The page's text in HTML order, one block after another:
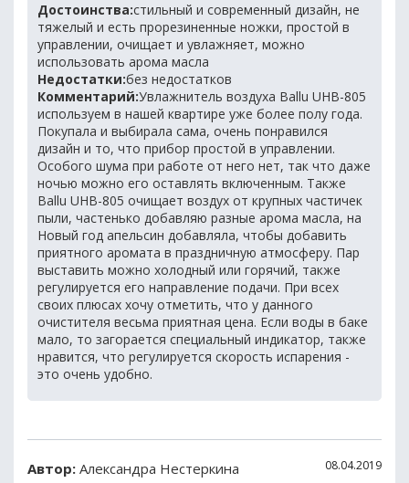
Достоинства:стильный и современный дизайн, не
тяжелый и есть прорезиненные ножки, простой в
управлении, очищает и увлажняет, можно
использовать арома масла
Недостатки:без недостатков
Комментарий:Увлажнитель воздуха Ballu UHB-805
используем в нашей квартире уже более полу года.
Покупала и выбирала сама, очень понравился
дизайн и то, что прибор простой в управлении.
Особого шума при работе от него нет, так что даже
ночью можно его оставлять включенным. Также
Ballu UHB-805 очищает воздух от крупных частичек
пыли, частенько добавляю разные арома масла, на
Новый год апельсин добавляла, чтобы добавить
приятного аромата в праздничную атмосферу. Пар
выставить можно холодный или горячий, также
регулируется его направление подачи. При всех
своих плюсах хочу отметить, что у данного
очистителя весьма приятная цена. Если воды в баке
мало, то загорается специальный индикатор, также
нравится, что регулируется скорость испарения -
это очень удобно.
Автор: Александра Нестеркина 08.04.2019